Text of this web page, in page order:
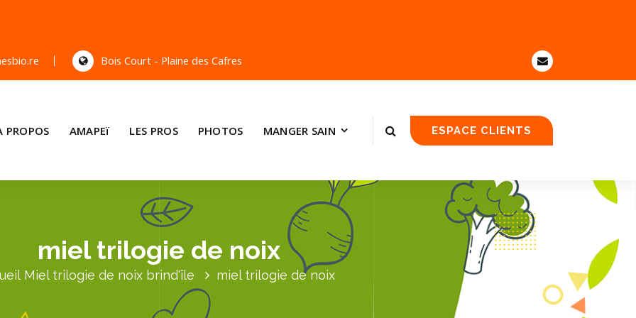
Bois Court - Plaine des Cafres
PROPOS AMAPEï LES PROS PHOTOS MANGER SAIN ESPACE CLIENTS
miel trilogie de noix
Miel trilogie de noix brind'île miel trilogie de noix